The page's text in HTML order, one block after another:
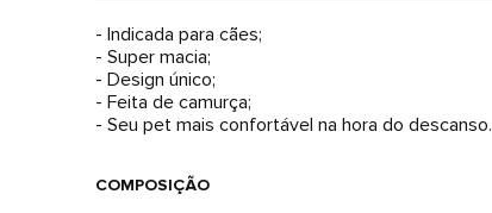
- Indicada para cães;
- Super macia;
- Design único;
- Feita de camurça;
- Seu pet mais confortável na hora do descanso.
COMPOSIÇÃO